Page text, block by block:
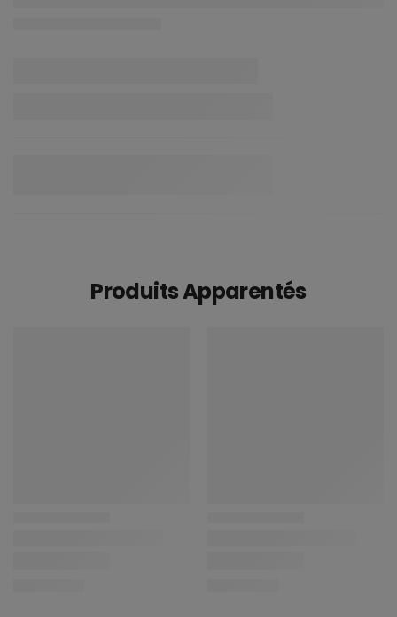
Produits Apparentés